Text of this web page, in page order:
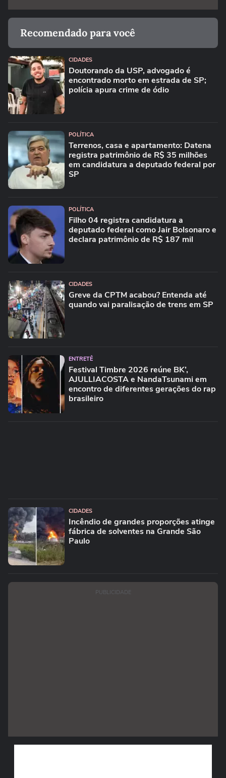
Recomendado para você
CIDADES
Doutorando da USP, advogado é
encontrado morto em estrada de SP;
polícia apura crime de ódio
POLÍTICA
Terrenos, casa e apartamento: Datena
registra patrimônio de R$ 35 milhões
em candidatura a deputado federal por
SP
POLÍTICA
Filho 04 registra candidatura a
deputado federal como Jair Bolsonaro e
declara patrimônio de R$ 187 mil
CIDADES
Greve da CPTM acabou? Entenda até
quando vai paralisação de trens em SP
ENTRETÊ
Festival Timbre 2026 reúne BK’,
AJULLIACOSTA e NandaTsunami em
encontro de diferentes gerações do rap
brasileiro
CIDADES
Incêndio de grandes proporções atinge
fábrica de solventes na Grande São
Paulo
PUBLICIDADE